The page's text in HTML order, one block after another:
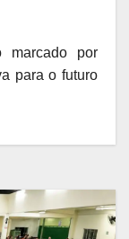
marcado por
para o futuro